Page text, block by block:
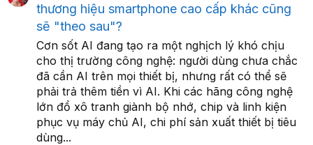
thương hiệu smartphone cao cấp khác cũng
sẽ "theo sau"?
Cơn sốt AI đang tạo ra một nghịch lý khó chịu
cho thị trường công nghệ: người dùng chưa chắc
đã cần AI trên mọi thiết bị, nhưng rất có thể sẽ
phải trả thêm tiền vì AI. Khi các hãng công nghệ
lớn đổ xô tranh giành bộ nhớ, chip và linh kiện
phục vụ máy chủ AI, chi phí sản xuất thiết bị tiêu
dùng...